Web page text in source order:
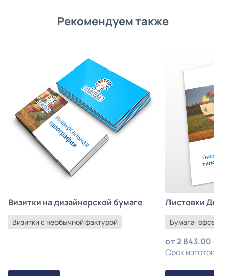
Рекомендуем также
Визитки на дизайнерской бумаге
Визитки с необычной фактурой
Листовки
Бумага:
от2 843.00
Срок